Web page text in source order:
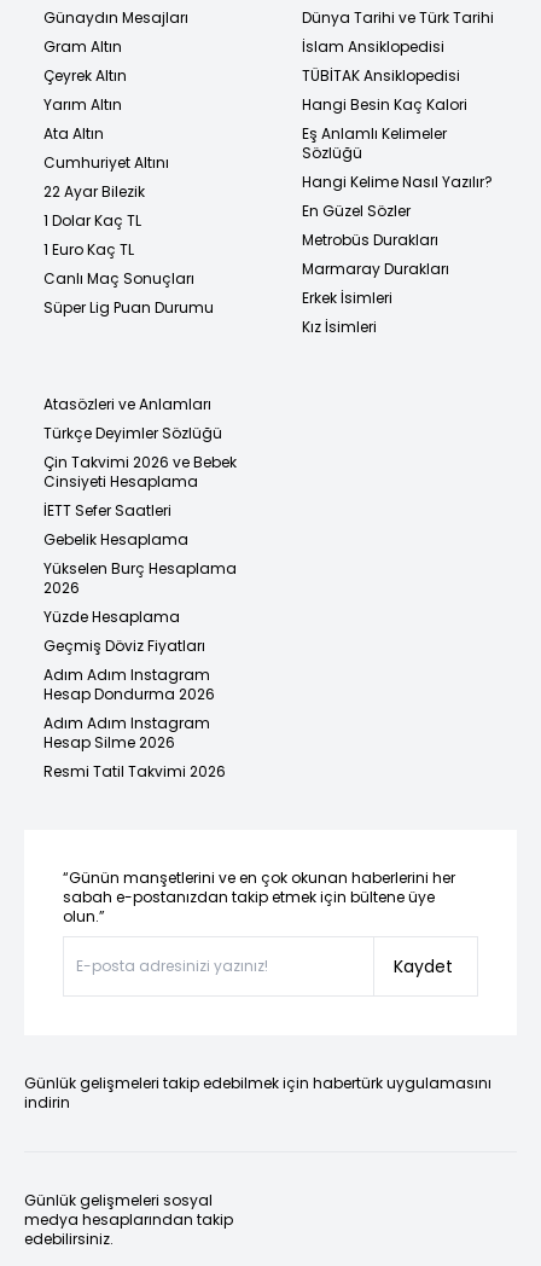
Günaydın Mesajları
Gram Altın
Çeyrek Altın
Yarım Altın
Ata Altın
Cumhuriyet Altını
22 Ayar Bilezik
1 Dolar Kaç TL
1 Euro Kaç TL
Canlı Maç Sonuçları
Süper Lig Puan Durumu
Dünya Tarihi ve Türk Tarihi
İslam Ansiklopedisi
TÜBİTAK Ansiklopedisi
Hangi Besin Kaç Kalori
Eş Anlamlı Kelimeler
Sözlüğü
Hangi Kelime Nasıl Yazılır?
En Güzel Sözler
Metrobüs Durakları
Marmaray Durakları
Erkek İsimleri
Kız İsimleri
Atasözleri ve Anlamları
Türkçe Deyimler Sözlüğü
Çin Takvimi 2026 ve Bebek
Cinsiyeti Hesaplama
İETT Sefer Saatleri
Gebelik Hesaplama
Yükselen Burç Hesaplama
2026
Yüzde Hesaplama
Geçmiş Döviz Fiyatları
Adım Adım Instagram
Hesap Dondurma 2026
Adım Adım Instagram
Hesap Silme 2026
Resmi Tatil Takvimi 2026
“Günün manşetlerini ve en çok okunan haberlerini her
sabah e-postanızdan takip etmek için bültene üye
olun.”
Kaydet
Günlük gelişmeleri takip edebilmek için habertürk uygulamasını
indirin
Günlük gelişmeleri sosyal
medya hesaplarından takip
edebilirsiniz.